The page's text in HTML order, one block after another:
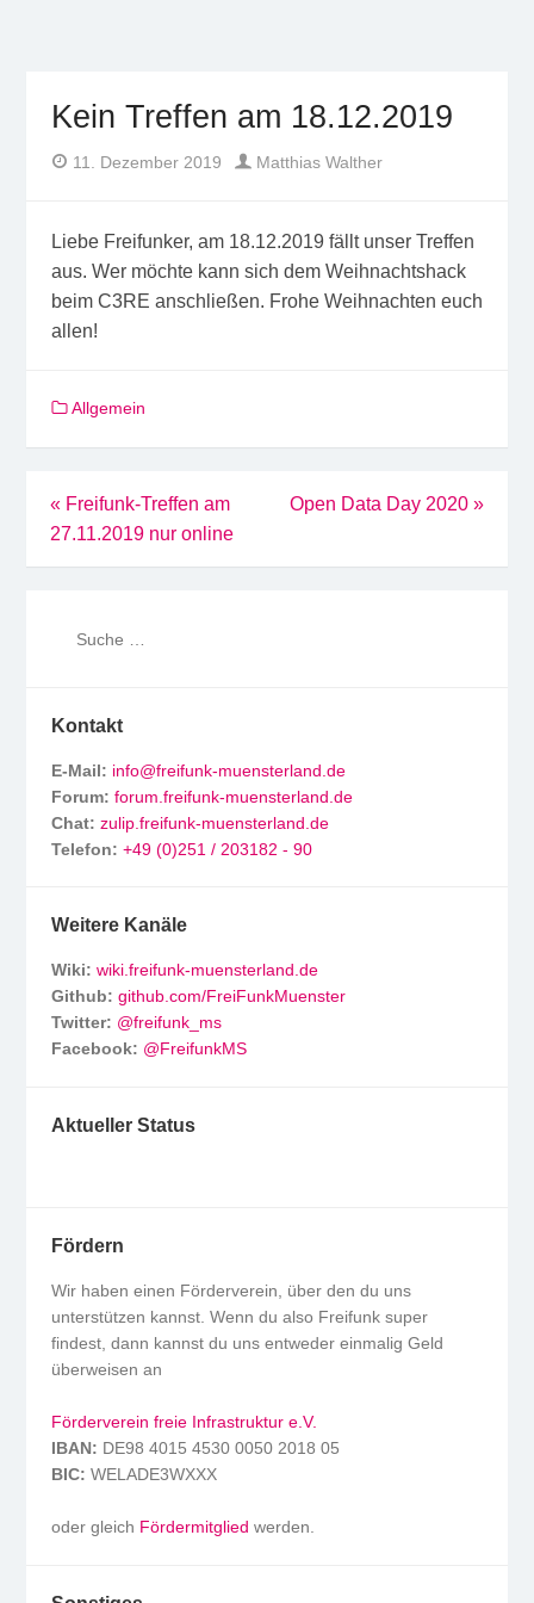
Kein Treffen am 18.12.2019
Posted
on
11. Dezember 2019
Matthias Walther
Liebe Freifunker, am 18.12.2019 fällt unser Treffen
aus. Wer möchte kann sich dem Weihnachtshack
beim C3RE anschließen. Frohe Weihnachten euch
allen!
Allgemein
Beitragsnavigation
« Freifunk-Treffen am
27.11.2019 nur online
Open Data Day 2020»
Kontakt
E-Mail: info@freifunk-muensterland.de
Forum: forum.freifunk-muensterland.de
Chat: zulip.freifunk-muensterland.de
Telefon: +49 (0)251 / 203182 - 90
Weitere Kanäle
Wiki: wiki.freifunk-muensterland.de
Github: github.com/FreiFunkMuenster
Twitter: @freifunk_ms
Facebook: @FreifunkMS
Aktueller Status
Fördern
Wir haben einen Förderverein, über den du uns
unterstützen kannst. Wenn du also Freifunk super
findest, dann kannst du uns entweder einmalig Geld
überweisen an
Förderverein freie Infrastruktur e.V.
IBAN: DE98 4015 4530 0050 2018 05
BIC: WELADE3WXXX
oder gleich Fördermitglied werden.